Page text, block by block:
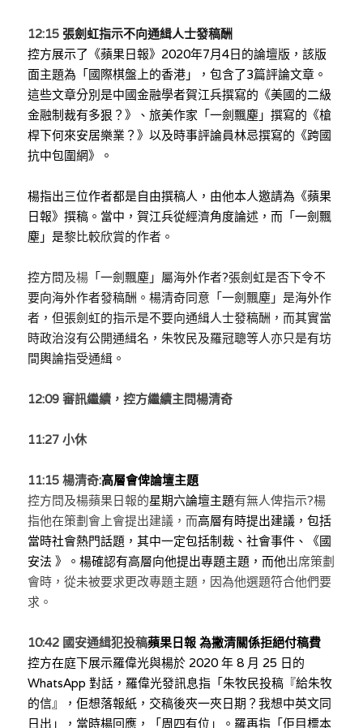
12:15 張劍虹指示不向通緝人士發稿酬
控方展示了《蘋果日報》2020年7月4日的論壇版，該版
面主題為「國際棋盤上的香港」，包含了3篇評論文章。
這些文章分別是中國金融學者賀江兵撰寫的《美國的二級
金融制裁有多狠？》、旅美作家「一劍飄塵」撰寫的《槍
桿下何來安居樂業？》以及時事評論員林忌撰寫的《跨國
抗中包圍網》。
楊指出三位作者都是自由撰稿人，由他本人邀請為《蘋果
日報》撰稿。當中，賀江兵從經濟角度論述，而「一劍飄
塵」是黎比較欣賞的作者。
控方問及楊 「一劍飄塵」屬海外作者?張劍虹是否下令不
要向海外作者發稿酬。楊清奇同意「一劍飄塵」是海外作
者，但張劍虹的指示是不要向通緝人士發稿酬，而其實當
時政治沒有公開通緝名，朱牧民及羅冠聰等人亦只是有坊
間輿論指受通緝。
12:09 審訊繼續，控方繼續主問楊清奇
11:27 小休
11:15 楊清奇:高層會俾論壇主題
控方問及楊蘋果日報的星期六論壇主題有無人俾指示?楊
指他在策劃會上會提出建議，而高層有時提出建議，包括
當時社會熱門話題，其中一定包括制裁、社會事件、《國
安法 》。 楊確認有高層向他提出專題主題，而他出席策劃
會時，從未被要求更改專題主題，因為他選題符合他們要
求。
10:42 國安通緝犯投稿蘋果日報 為撇清關係拒絕付稿費
控方在庭下展示羅偉光與楊於 2020 年 8 月 25 日的
WhatsApp 對話，羅偉光發訊息指「朱牧民投稿『給朱牧
的信』，佢想落報紙，交稿後夾一夾日期？我想中英文同
日出」，當時楊回應，「周四有位」。羅再指「佢目標本